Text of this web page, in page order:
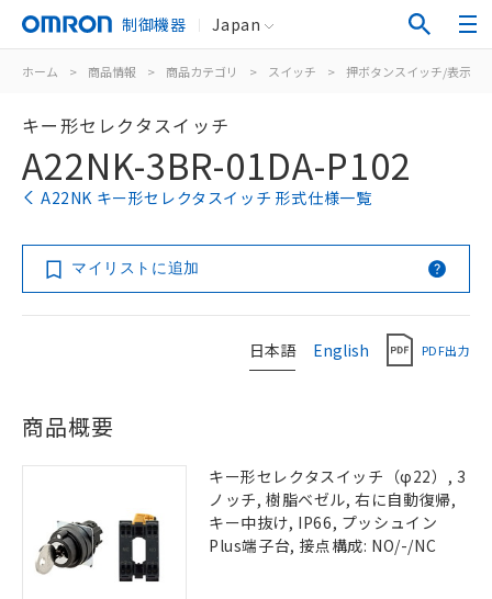
制御機器 Japan
ホーム > 商品情報 > 商品カテゴリ > スイッチ > 押ボタンスイッチ/表示灯
キー形セレクタスイッチ
A22NK-3BR-01DA-P102
A22NK キー形セレクタスイッチ 形式仕様一覧
マイリストに追加
日本語 English PDF出力
商品概要
キー形セレクタスイッチ（φ22）, 3
ノッチ, 樹脂ベゼル, 右に自動復帰,
キー中抜け, IP66, プッシュイン
Plus端子台, 接点構成: NO/-/NC